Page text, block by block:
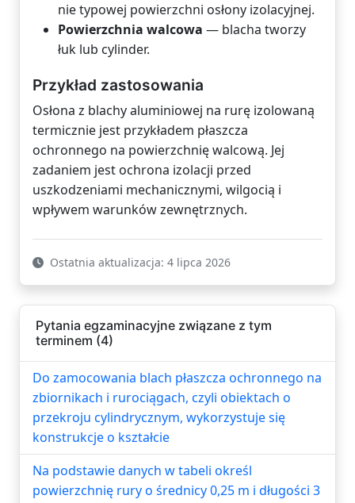
nie typowej powierzchni osłony izolacyjnej.
Powierzchnia walcowa — blacha tworzy
łuk lub cylinder.
Przykład zastosowania
Osłona z blachy aluminiowej na rurę izolowaną
termicznie jest przykładem płaszcza
ochronnego na powierzchnię walcową. Jej
zadaniem jest ochrona izolacji przed
uszkodzeniami mechanicznymi, wilgocią i
wpływem warunków zewnętrznych.
Ostatnia aktualizacja: 4 lipca 2026
Pytania egzaminacyjne związane z tym
terminem (4)
Do zamocowania blach płaszcza ochronnego na
zbiornikach i rurociągach, czyli obiektach o
przekroju cylindrycznym, wykorzystuje się
konstrukcje o kształcie
Na podstawie danych w tabeli określ
powierzchnię rury o średnicy 0,25 m i długości 3